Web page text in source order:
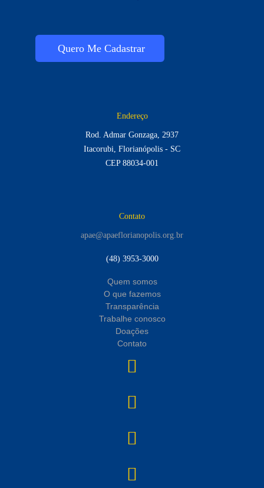
Quero Me Cadastrar
Endereço
Rod. Admar Gonzaga, 2937
Itacorubi, Florianópolis - SC
CEP 88034-001
Contato
apae@apaeflorianopolis.org.br
(48) 3953-3000
Quem somos
O que fazemos
Transparência
Trabalhe conosco
Doações
Contato